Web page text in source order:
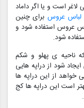
است و یا اگر داماد
عروس برای چنین
عروس استفاده شود و
شود.
ناحیه ی پهلو و شکم
شود از دراپه هایی
خواهد از این دراپه ها
است این دراپه ها کج